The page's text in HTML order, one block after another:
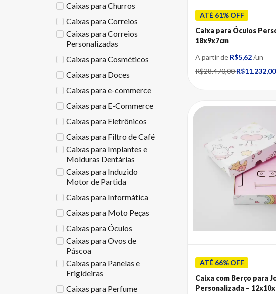
Caixas para Churros
Caixas para Correios
Caixas para Correios
Personalizadas
Caixas para Cosméticos
Caixas para Doces
Caixas para e-commerce
Caixas para E-Commerce
Caixas para Eletrônicos
Caixas para Filtro de Café
Caixas para Implantes e
Molduras Dentárias
Caixas para Induzido
Motor de Partida
Caixas para Informática
Caixas para Moto Peças
Caixas para Óculos
Caixas para Ovos de
Páscoa
Caixas para Panelas e
Frigideiras
Caixas para Perfume
ATÉ 61% OFF
Caixa para Óculos
18x9x7cm
A partir de R$5,62/un
R$28.470,00R$11.232,00
ATÉ 66% OFF
Caixa com Berço para
Personalizada –